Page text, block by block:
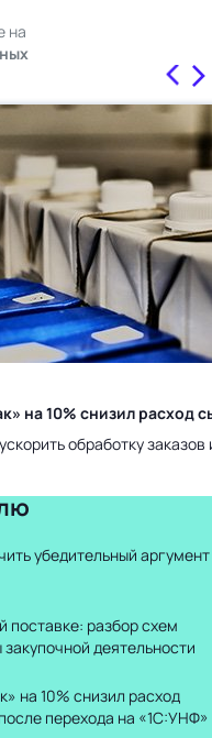
на
на 10% снизил расход
обработку
убедительный аргумент
поставке: разбор схем
деятельности
на 10% снизил расход
перехода на «1С:УНФ»